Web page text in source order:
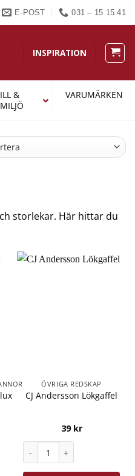
E-POST 031 – 15 15 41
INSPIRATION
&
VARUMÄRKEN
storlekar. Här hittar du
ÖVRIGA REDSKAP
CJ Andersson Lökgaffel
39 kr